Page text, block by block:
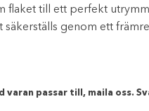
flaket till ett perfekt
säkerställs genom ett
passar till, maila oss.